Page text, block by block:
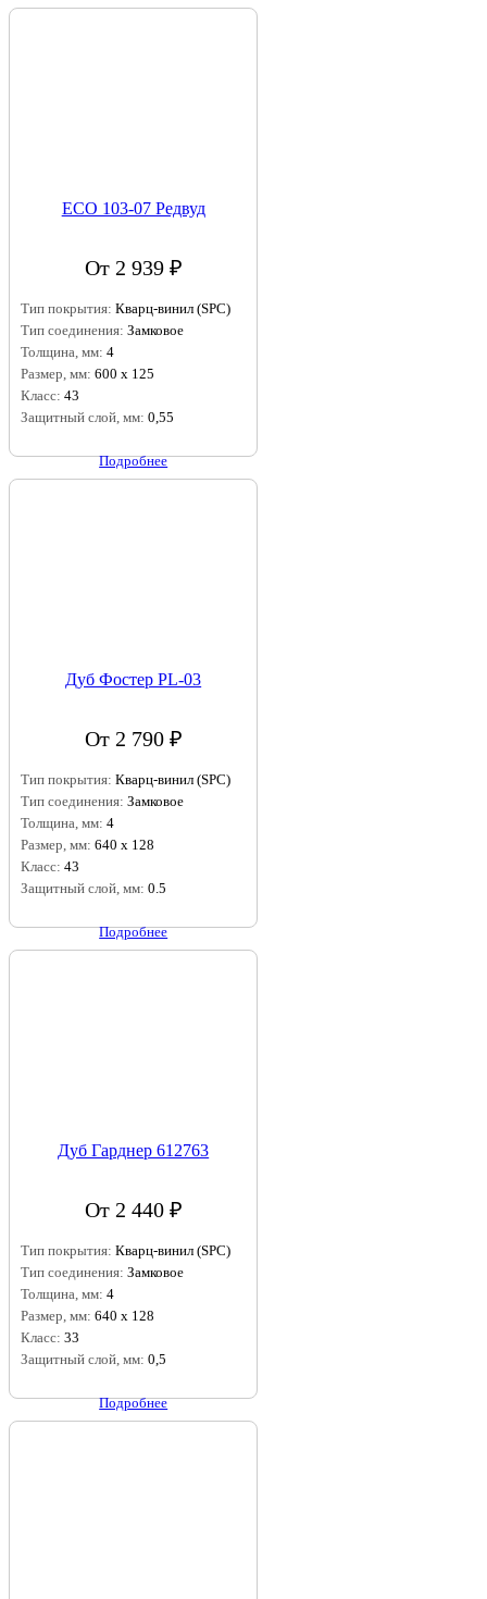
ECO 103-07 Редвуд
От 2 939 ₽
Тип покрытия: Кварц-винил (SPC)
Тип соединения: Замковое
Толщина, мм: 4
Размер, мм: 600 х 125
Класс: 43
Защитный слой, мм: 0,55
Подробнее
Дуб Фостер PL-03
От 2 790 ₽
Тип покрытия: Кварц-винил (SPC)
Тип соединения: Замковое
Толщина, мм: 4
Размер, мм: 640 х 128
Класс: 43
Защитный слой, мм: 0.5
Подробнее
Дуб Гарднер 612763
От 2 440 ₽
Тип покрытия: Кварц-винил (SPC)
Тип соединения: Замковое
Толщина, мм: 4
Размер, мм: 640 х 128
Класс: 33
Защитный слой, мм: 0,5
Подробнее